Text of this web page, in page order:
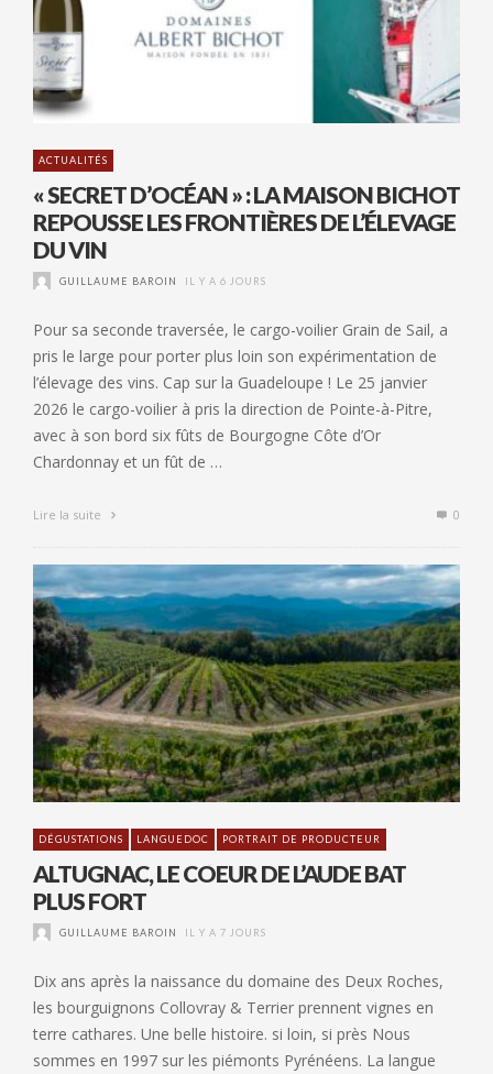
ACTUALITÉS
« SECRET D’OCÉAN » : LA MAISON BICHOT
REPOUSSE LES FRONTIÈRES DE L’ÉLEVAGE
DU VIN
GUILLAUME BAROIN IL Y A 6 JOURS
Pour sa seconde traversée, le cargo-voilier Grain de Sail, a
pris le large pour porter plus loin son expérimentation de
l’élevage des vins. Cap sur la Guadeloupe ! Le 25 janvier
2026 le cargo-voilier à pris la direction de Pointe-à-Pitre,
avec à son bord six fûts de Bourgogne Côte d’Or
Chardonnay et un fût de …
Lire la suite 0
DÉGUSTATIONS LANGUEDOC PORTRAIT DE PRODUCTEUR
ALTUGNAC, LE COEUR DE L’AUDE BAT
PLUS FORT
GUILLAUME BAROIN IL Y A 7 JOURS
Dix ans après la naissance du domaine des Deux Roches,
les bourguignons Collovray & Terrier prennent vignes en
terre cathares. Une belle histoire. si loin, si près Nous
sommes en 1997 sur les piémonts Pyrénéens. La langue